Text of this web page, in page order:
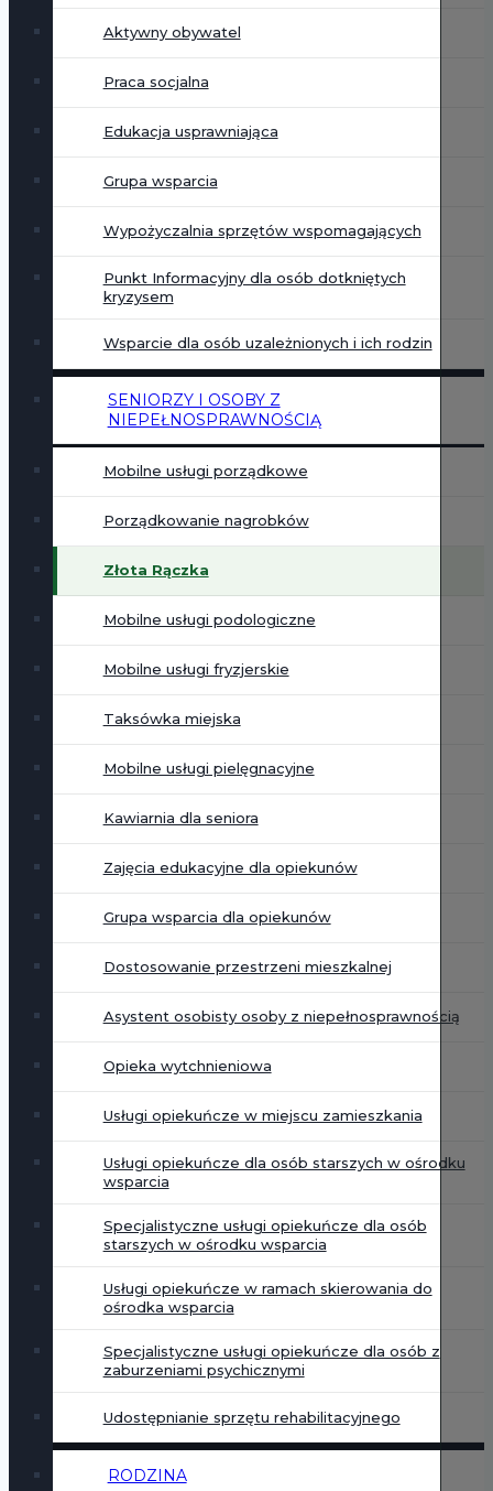
Aktywny obywatel
Praca socjalna
Edukacja usprawniająca
Grupa wsparcia
Wypożyczalnia sprzętów wspomagających
Punkt Informacyjny dla osób dotkniętych
kryzysem
Wsparcie dla osób uzależnionych i ich rodzin
SENIORZY I OSOBY Z
NIEPEŁNOSPRAWNOŚCIĄ
Mobilne usługi porządkowe
Porządkowanie nagrobków
Złota Rączka
Mobilne usługi podologiczne
Mobilne usługi fryzjerskie
Taksówka miejska
Mobilne usługi pielęgnacyjne
Kawiarnia dla seniora
Zajęcia edukacyjne dla opiekunów
Grupa wsparcia dla opiekunów
Dostosowanie przestrzeni mieszkalnej
Asystent osobisty osoby z niepełnosprawnością
Opieka wytchnieniowa
Usługi opiekuńcze w miejscu zamieszkania
Usługi opiekuńcze dla osób starszych w ośrodku
wsparcia
Specjalistyczne usługi opiekuńcze dla osób
starszych w ośrodku wsparcia
Usługi opiekuńcze w ramach skierowania do
ośrodka wsparcia
Specjalistyczne usługi opiekuńcze dla osób z
zaburzeniami psychicznymi
Udostępnianie sprzętu rehabilitacyjnego
RODZINA